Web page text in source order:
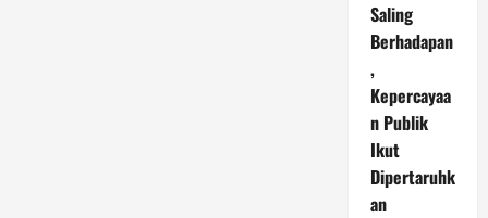
Saling
Berhadapan
,
Kepercayaa
n Publik
Ikut
Dipertaruhk
an